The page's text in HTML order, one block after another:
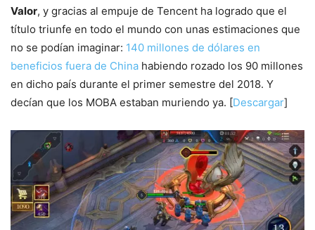
Valor, y gracias al empuje de Tencent ha logrado que el
título triunfe en todo el mundo con unas estimaciones que
no se podían imaginar: 140 millones de dólares en
beneficios fuera de China habiendo rozado los 90 millones
en dicho país durante el primer semestre del 2018. Y
decían que los MOBA estaban muriendo ya. [Descargar]